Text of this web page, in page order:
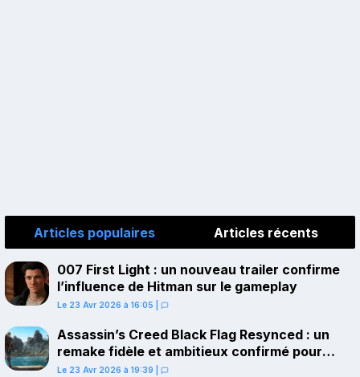
Articles populaires Articles récents
007 First Light : un nouveau trailer confirme
l’influence de Hitman sur le gameplay
Le 23 Avr 2026 à 16:05
Assassin’s Creed Black Flag Resynced : un
remake fidèle et ambitieux confirmé pour
juillet sur PS5
Le 23 Avr 2026 à 19:39